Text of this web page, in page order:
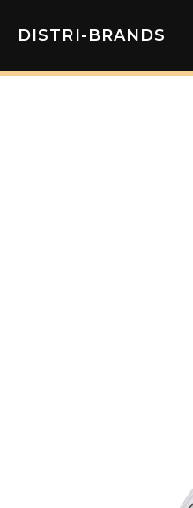
DISTRI-BRANDS